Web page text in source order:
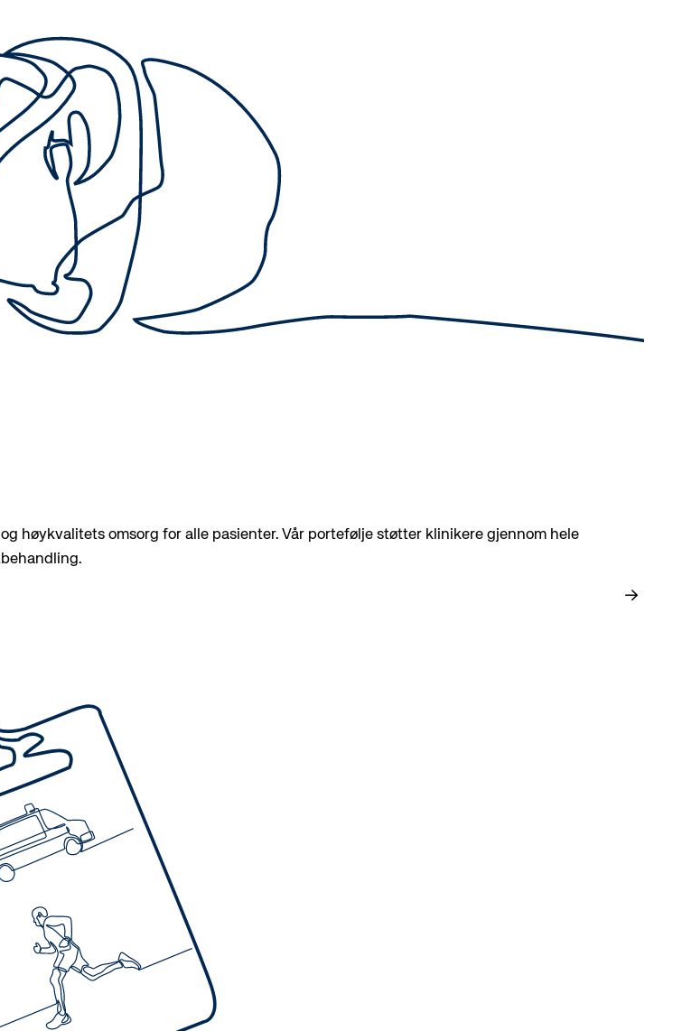
høykvalitets omsorg for alle pasienter. Vår portefølje støtter klinikere gjennom hele